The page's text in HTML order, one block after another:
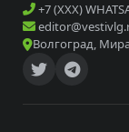
+7 (XXX)
Волгоград,